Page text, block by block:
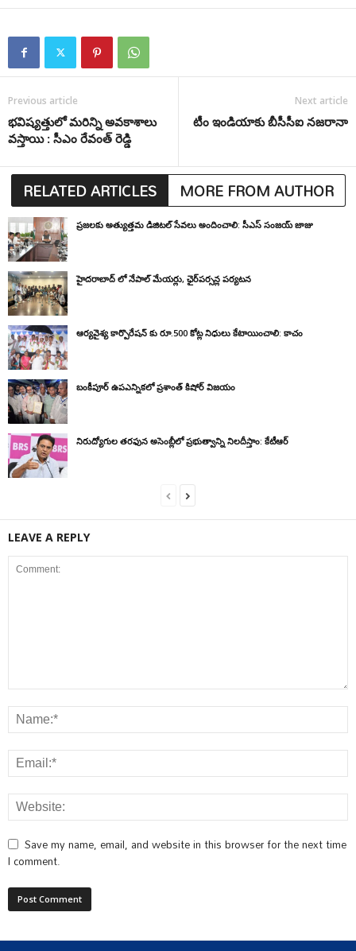
Previous article
భవిష్యత్తులో మరిన్ని అవకాశాలు
వస్తాయి : సీఎం రేవంత్ రెడ్డి
Next article
టీం ఇండియాకు బీసీసీఐ నజరానా
RELATED ARTICLES MORE FROM AUTHOR
ప్రజలకు అత్యుత్తమ డిజిటల్ సేవలు అందించాలి: సీఎస్ సంజయ్ జాజు
హైదరాబాద్ లో నేపాల్ మేయర్లు, ఛైర్‌పర్సన్ల పర్యటన
ఆర్యవైశ్య కార్పొరేషన్ కు రూ.500 కోట్ల నిధులు కేటాయించాలి: కాచం
బంకీపూర్ ఉపఎన్నికలో ప్రశాంత్ కిషోర్ విజయం
నిరుద్యోగుల తరఫున అసెంబ్లీలో ప్రభుత్వాన్ని నిలదీస్తాం: కేటీఆర్
LEAVE A REPLY
Save my name, email, and website in this browser for the next time
I comment.